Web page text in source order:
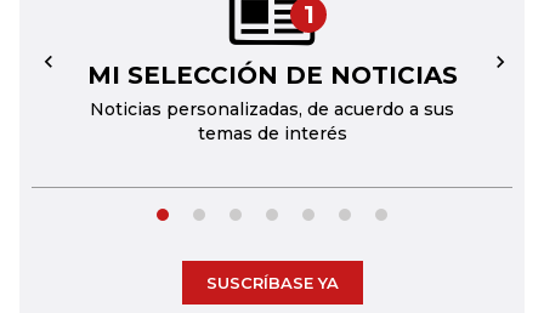
1
MI SELECCIÓN DE NOTICIAS
Noticias personalizadas, de acuerdo a sus
temas de interés
← →
SUSCRÍBASE YA